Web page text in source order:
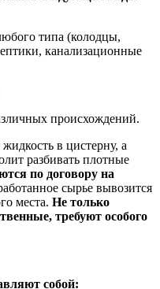
типа (колодцы,
канализационные
происхождений.
в цистерну, а
разбивать плотные
по договору на
сырье вывозится
места. Не только
требуют особого
собой: